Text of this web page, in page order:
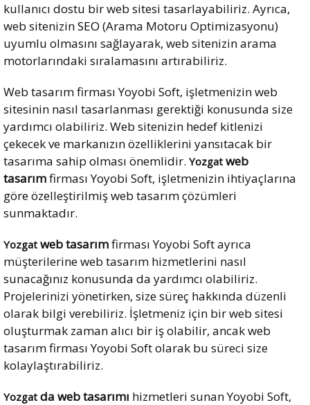
kullanıcı dostu bir web sitesi tasarlayabiliriz. Ayrıca,
web sitenizinSEO (Arama Motoru Optimizasyonu)
uyumlu olmasını sağlayarak, web sitenizin arama
motorlarındaki sıralamasını artırabiliriz.
Web tasarım firması Yoyobi Soft, işletmenizin web
sitesinin nasıl tasarlanması gerektiği konusunda size
yardımcı olabiliriz. Web sitenizin hedef kitlenizi
çekecek ve markanızın özelliklerini yansıtacak bir
tasarıma sahip olması önemlidir. Yozgat web
tasarımfirması Yoyobi Soft, işletmenizin ihtiyaçlarına
göre özelleştirilmiş web tasarım çözümleri
sunmaktadır.
Yozgat web tasarımfirması Yoyobi Soft ayrıca
müşterilerine web tasarım hizmetlerini nasıl
sunacağınız konusunda da yardımcı olabiliriz.
Projelerinizi yönetirken, size süreç hakkında düzenli
olarak bilgi verebiliriz. İşletmeniz için bir web sitesi
oluşturmak zaman alıcı bir iş olabilir, ancak web
tasarım firması Yoyobi Soft olarak bu süreci size
kolaylaştırabiliriz.
Yozgat da web tasarımı hizmetleri sunan Yoyobi Soft,